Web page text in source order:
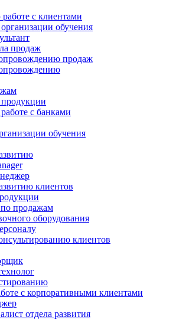
работе с клиентами
обучения
продаж
продаж
с банками
обучения
клиентов
по продажам
оборудования
клиентов
с корпоративными клиентами
отдела развития